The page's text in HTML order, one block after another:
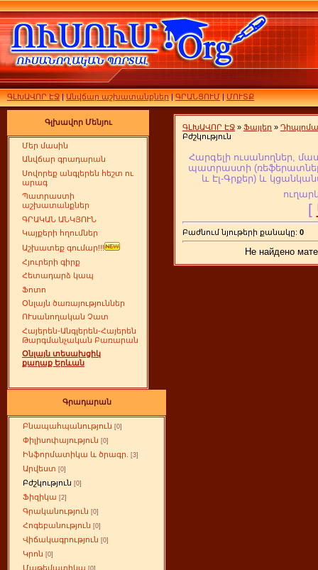
ԳԼԽԱՎՈՐ ԷՋ|Անվճար աշխատանքներ|ԳՐԱՆՑՈՒՄ|ՄՈՒՏՔ
Գլխավոր Մենյու
Մեր մասին
Անվճար գրադարան
Սովորեք անգլերեն հեշտ ու
արագ
Պատրաստի
աշխատանքներ
ԳՐԱԿԱՆ ԱՆԿՅՈՒՆ
Կայքերի հղումներ
Աշխատեք գումար!!!
Հյուրերի գիրք
Հետադարձ կապ
Ֆոտո
Օնլայն ծառայություններ
ՈՒսանողական Չատ
Հայերեն-Անգլերեն-Հայերեն
Թարգմանչական Բառարան
Օնլայն տեսախցիկ
քաղաք Երևան
Գրադարան
Բնապահպանություն [0]
Փիլիսոփայություն [0]
Ինֆորմատիկա և ծրագր. [3]
Արվեստ [0]
Բժշկություն [0]
Ֆիզիկա [2]
Գրականություն [0]
Հոգեբանություն [0]
Վիճակագրություն [0]
Կրոն [0]
Մաթեմատիկա [0]
ԳԼԽԱՎՈՐ ԷՋ » Ֆայլեր »
Բժշկություն
Հարգելի ուսանողներ,
պատրաստի
և Էլ-Գրքեր) և
[
Բաժնում նյութերի քանակը: 0
Не найдено